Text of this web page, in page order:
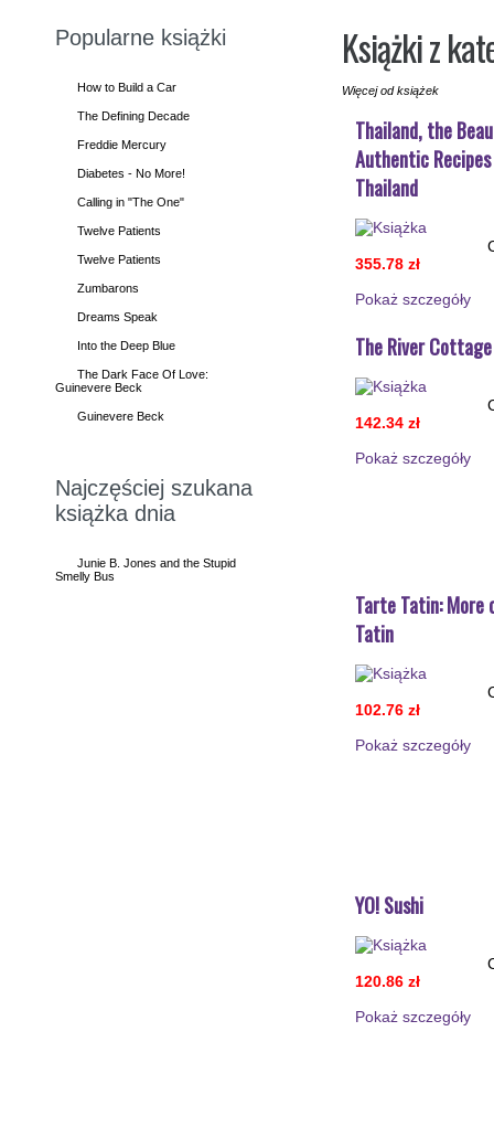
Książki z
Więcej od książek
Thailand, the
Authentic
Thailand
355.78 zł
Pokaż szczegόły
The River
142.34 zł
Pokaż szczegόły
Tarte Tatin: More
Tatin
102.76 zł
Pokaż szczegόły
YO! Sushi
120.86 zł
Pokaż szczegόły
Popularne książki
How to Build a Car
The Defining Decade
Freddie Mercury
Diabetes - No More!
Calling in "The One"
Twelve Patients
Twelve Patients
Zumbarons
Dreams Speak
Into the Deep Blue
The Dark Face Of Love:
Guinevere Beck
Guinevere Beck
Najczęściej szukana
książka dnia
Junie B. Jones and the Stupid
Smelly Bus